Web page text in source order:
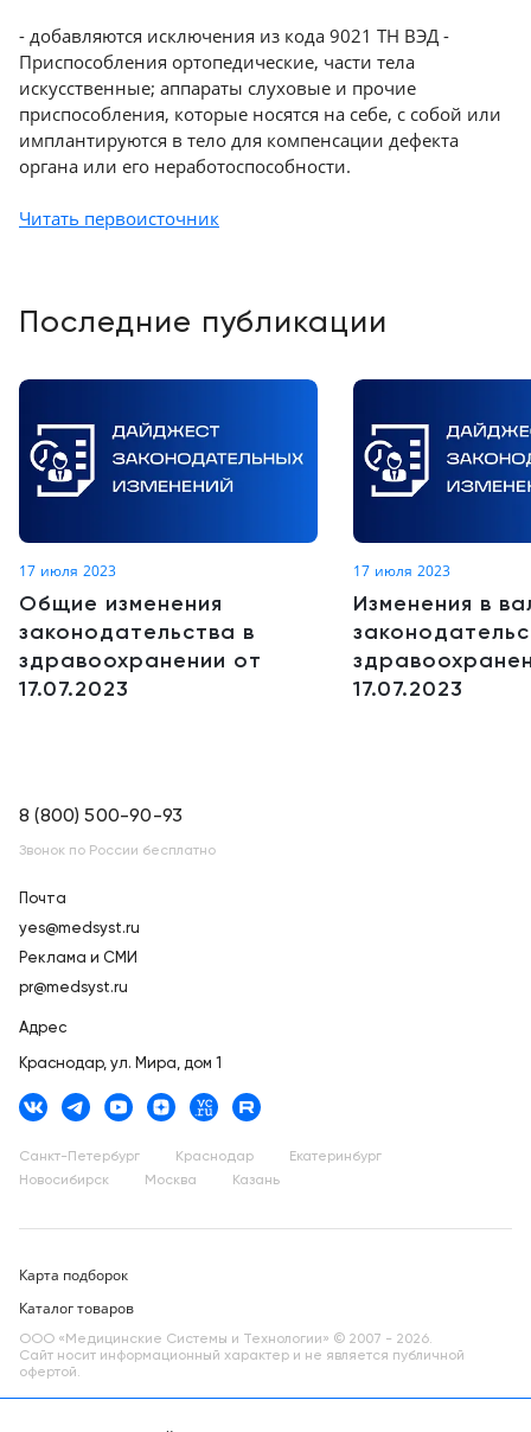
- добавляются исключения из кода 9021 ТН ВЭД -
Приспособления ортопедические, части тела
искусственные; аппараты слуховые и прочие
приспособления, которые носятся на себе, с собой или
имплантируются в тело для компенсации дефекта
органа или его неработоспособности.
Читать первоисточник
Последние публикации
17 июля 2023
Общие изменения
законодательства в
здравоохранении от
17.07.2023
17 июля 2023
Изменения в
17.07.2023
8 (800) 500-90-93
Звонок по России бесплатно
Почта
yes@medsyst.ru
Реклама и СМИ
pr@medsyst.ru
Адрес
Краснодар, ул. Мира, дом 1
Санкт-Петербург Краснодар
Екатеринбург
Новосибирск
Москва Казань
Карта подборок
Каталог товаров
ООО «Медицинские Системы и Технологии» © 2007 - 2026.
Сайт носит информационный характер и не является публичной
офертой.